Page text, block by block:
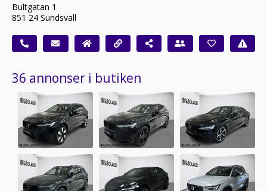
Bultgatan 1
851 24 Sundsvall
36 annonser i butiken